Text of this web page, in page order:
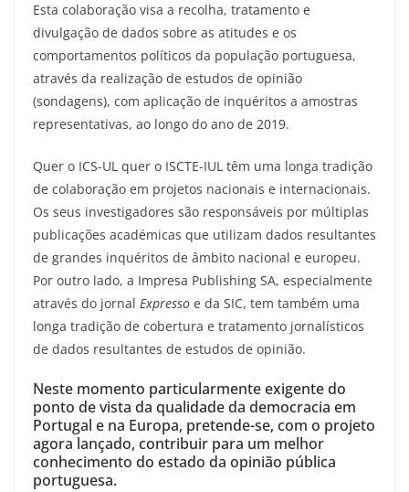
Esta colaboração visa a recolha, tratamento e
divulgação de dados sobre as atitudes e os
comportamentos políticos da população portuguesa,
através da realização de estudos de opinião
(sondagens), com aplicação de inquéritos a amostras
representativas, ao longo do ano de 2019.
Quer o ICS-UL quer o ISCTE-IUL têm uma longa tradição
de colaboração em projetos nacionais e internacionais.
Os seus investigadores são responsáveis por múltiplas
publicações académicas que utilizam dados resultantes
de grandes inquéritos de âmbito nacional e europeu.
Por outro lado, a Impresa Publishing SA, especialmente
através do jornal Expresso e da SIC, tem também uma
longa tradição de cobertura e tratamento jornalísticos
de dados resultantes de estudos de opinião.
Neste momento particularmente exigente do
ponto de vista da qualidade da democracia em
Portugal e na Europa, pretende-se, com o projeto
agora lançado, contribuir para um melhor
conhecimento do estado da opinião pública
portuguesa.